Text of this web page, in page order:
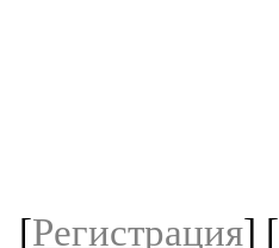
[Регистрация] [